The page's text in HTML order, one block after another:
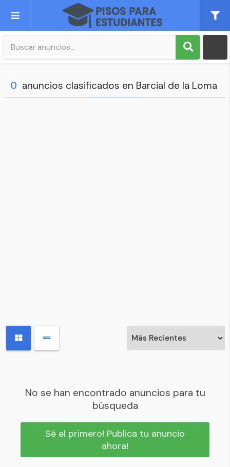
Publica tu Anuncio
0 anuncios clasificados en Barcial de la Loma
No se han encontrado anuncios para tu
búsqueda
Sé el primero! Publica tu anuncio
ahora!